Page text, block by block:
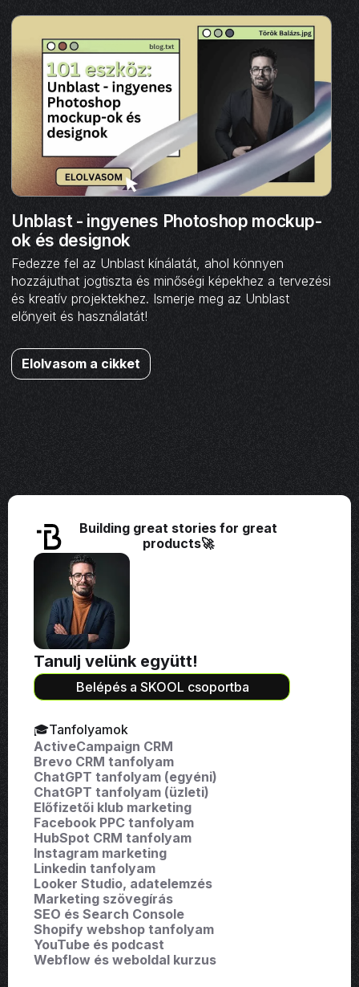
Unblast - ingyenes Photoshop mockup-
ok és designok
Fedezze fel az Unblast kínálatát, ahol könnyen
hozzájuthat jogtiszta és minőségi képekhez a tervezési
és kreatív projektekhez. Ismerje meg az Unblast
előnyeit és használatát!
Elolvasom a cikket
Building great stories for great
products🚀
Tanulj velünk együtt!
Belépés a SKOOL csoportba
🎓Tanfolyamok
ActiveCampaign CRM
Brevo CRM tanfolyam
ChatGPT tanfolyam (egyéni)
ChatGPT tanfolyam (üzleti)
Előfizetői klub marketing
Facebook PPC tanfolyam
HubSpot CRM tanfolyam
Instagram marketing
Linkedin tanfolyam
Looker Studio, adatelemzés
Marketing szövegírás
SEO és Search Console
Shopify webshop tanfolyam
YouTube és podcast
Webflow és weboldal kurzus